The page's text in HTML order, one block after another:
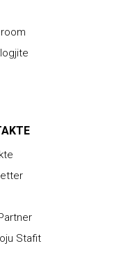
Stafit